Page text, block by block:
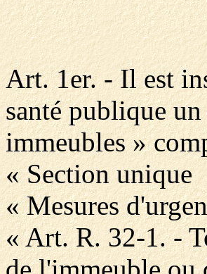
Art. 1er. - Il est
santé publique
immeubles »
« Section unique
« Mesures
« Art. R. 32-1. -